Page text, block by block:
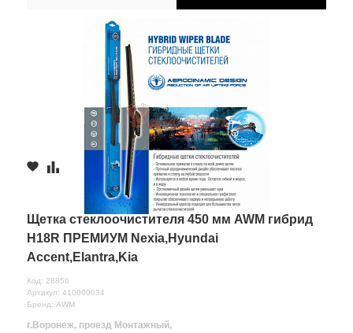
Щетка стеклоочистителя 450 мм AWM гибрид
Н18R ПРЕМИУМ Nexia,Hyundai
Accent,Elantra,Kia
Код: 28856
Артикул: 410000034
Бренд: AWM
г.Воронеж, проезд Монтажный,